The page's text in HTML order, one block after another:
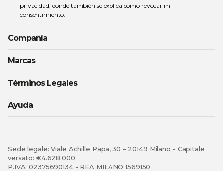
privacidad , donde también se explica cómo revocar mi
consentimiento.
Compañía
Marcas
Términos Legales
Ayuda
Sede legale: Viale Achille Papa, 30 – 20149 Milano - Capitale
versato: €4.628.000
P.IVA: 02375690134 - REA MILANO 1569150